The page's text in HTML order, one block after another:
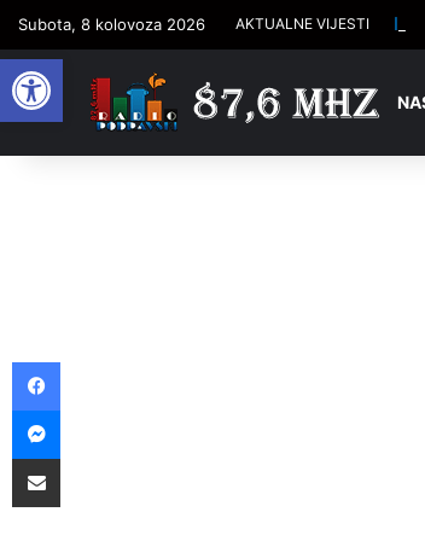
Open toolbar
Subota, 8 kolovoza 2026 AKTUALNE VIJESTI Isti